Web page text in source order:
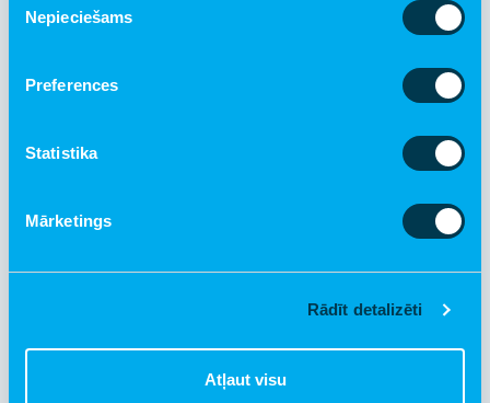
izvēle
Nepieciešams
Preferences
Statistika
Mārketings
Rādīt detalizēti
Atļaut visu